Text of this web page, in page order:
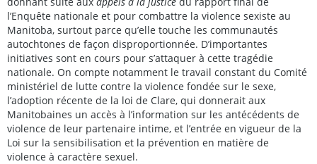
l’Enquête nationale et pour combattre la violence sexiste au
Manitoba, surtout parce qu’elle touche les communautés
autochtones de façon disproportionnée. D’importantes
initiatives sont en cours pour s’attaquer à cette tragédie
nationale. On compte notamment le travail constant du Comité
ministériel de lutte contre la violence fondée sur le sexe,
l’adoption récente de la loi de Clare, qui donnerait aux
Manitobaines un accès à l’information sur les antécédents de
violence de leur partenaire intime, et l’entrée en vigueur de la
Loi sur la sensibilisation et la prévention en matière de
violence à caractère sexuel.